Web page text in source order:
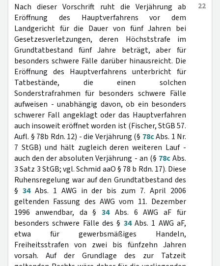
22
Nach dieser Vorschrift ruht die Verjährung ab
Eröffnung des Hauptverfahrens vor dem
Landgericht für die Dauer von fünf Jahren bei
Gesetzesverletzungen, deren Höchststrafe im
Grundtatbestand fünf Jahre beträgt, aber für
besonders schwere Fälle darüber hinausreicht. Die
Eröffnung des Hauptverfahrens unterbricht für
Tatbestände, die einen solchen
Sonderstrafrahmen für besonders schwere Fälle
aufweisen - unabhängig davon, ob ein besonders
schwerer Fall angeklagt oder das Hauptverfahren
auch insoweit eröffnet worden ist (Fischer, StGB 57.
Aufl. § 78b Rdn. 12) - die Verjährung (§ 78cAbs. 1 Nr.
7 StGB) und hält zugleich deren weiteren Lauf -
auch den der absoluten Verjährung - an (§ 78cAbs.
3 Satz 3 StGB; vgl. Schmid aaO § 78 b Rdn. 17). Diese
Ruhensregelung war auf den Grundtatbestand des
§ 34Abs. 1 AWG in der bis zum 7. April 2006
geltenden Fassung des AWG vom 11. Dezember
1996 anwendbar, da §34Abs. 6 AWG aF für
besonders schwere Fälle des § 34Abs. 1 AWG aF,
etwa für gewerbsmäßiges Handeln,
Freiheitsstrafen von zwei bis fünfzehn Jahren
vorsah. Auf der Grundlage des zur Tatzeit